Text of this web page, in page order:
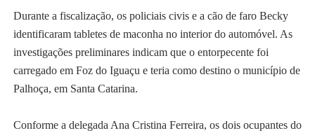
Durante a fiscalização, os policiais civis e a cão de faro Becky
identificaram tabletes de maconha no interior do automóvel. As
investigações preliminares indicam que o entorpecente foi
carregado em Foz do Iguaçu e teria como destino o município de
Palhoça, em Santa Catarina.
Conforme a delegada Ana Cristina Ferreira, os dois ocupantes do